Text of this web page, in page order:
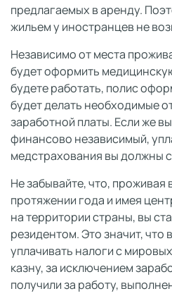
предлагаемых в аренду.
жильем у иностранцев не
Независимо от места
будет оформить
будете работать, полис
будет делать необходимые
заработной платы. Если же
финансово независимый,
медстрахования вы должны
Не забывайте, что, проживая
протяжении года и имея
на территории страны, вы
резидентом. Это значит,
уплачивать налоги с
казну, за исключением
получили за работу,